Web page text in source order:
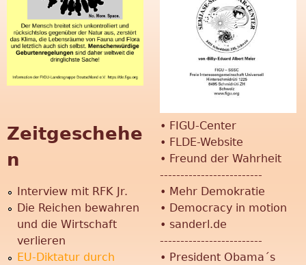
Zeitgeschehe
n
Interview mit RFK Jr.
Die Reichen bewahren
und die Wirtschaft
verlieren
EU-Diktatur durch
r
• FIGU-Center
• FLDE-Website
• Freund der Wahrheit
-------------------------
• Mehr Demokratie
• Democracy in motion
• sanderl.de
-------------------------
• President Obama´s